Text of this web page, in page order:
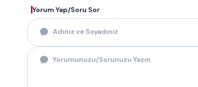
Yorum Yap/Soru Sor